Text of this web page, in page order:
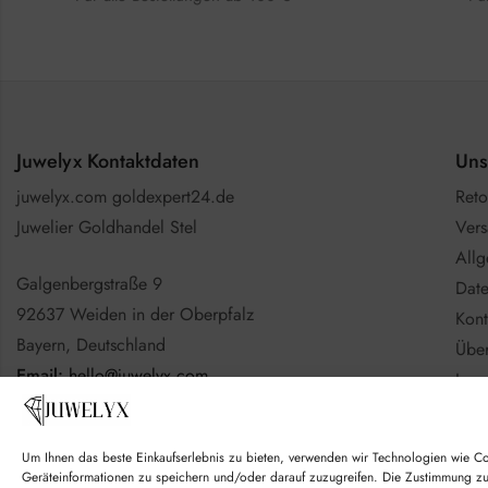
Um Ihnen das beste Einkaufserlebnis zu bieten, verwenden wir Technologien wie
Geräteinformationen zu speichern und/oder darauf zuzugreifen. Die Zustimmung
Juwelyx Kontaktdaten
juwelyx.com goldexpert24.de
Juwelier Goldhandel Stel
Galgenbergstraße 9
92637 Weiden in der Oberpfalz
Bayern, Deutschland
Email:hello@juwelyx.com
Nutzen Sie gerne das